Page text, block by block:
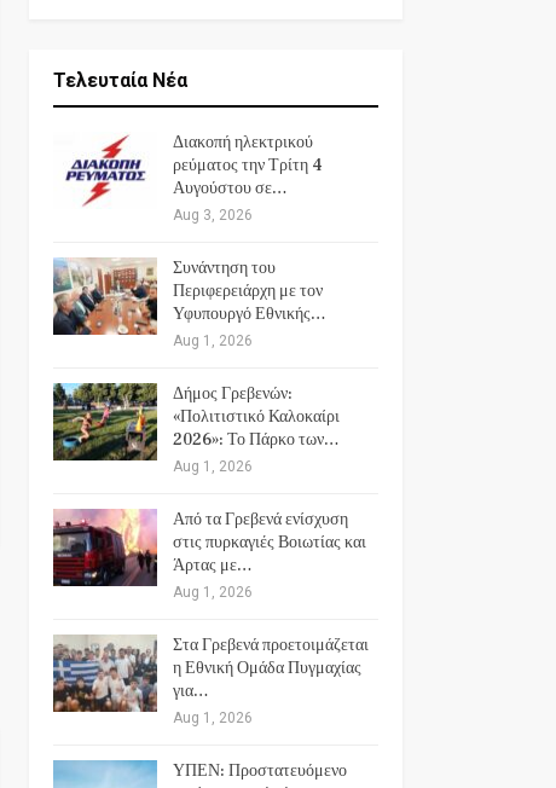
Τελευταία Νέα
Διακοπή ηλεκτρικού
ρεύματος την Τρίτη 4
Αυγούστου σε…
Aug 3, 2026
Συνάντηση του
Περιφερειάρχη με τον
Υφυπουργό Εθνικής…
Aug 1, 2026
Δήμος Γρεβενών:
«Πολιτιστικό Καλοκαίρι
2026»: Το Πάρκο των…
Aug 1, 2026
Από τα Γρεβενά ενίσχυση
στις πυρκαγιές Βοιωτίας και
Άρτας με…
Aug 1, 2026
Στα Γρεβενά προετοιμάζεται
η Εθνική Ομάδα Πυγμαχίας
για…
Aug 1, 2026
ΥΠΕΝ: Προστατευόμενο